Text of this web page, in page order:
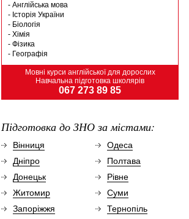
- Англійська мова
- Історія України
- Біологія
- Хімія
- Фізика
- Географія
Мовні курси англійської для дорослих
Навчальна підготовка школярів
067 273 89 85
Підготовка до ЗНО за містами:
Вінниця
Дніпро
Донецьк
Житомир
Запоріжжя
Одеса
Полтава
Рівне
Суми
Тернопіль